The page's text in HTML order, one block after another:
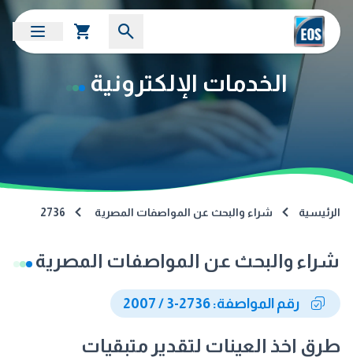
الخدمات الإلكترونية
الرئيسية شراء والبحث عن المواصفات المصرية 2736
شراء والبحث عن المواصفات المصرية
رقم المواصفة: 2736-3 / 2007
طرق اخذ العينات لتقدير متبقيات